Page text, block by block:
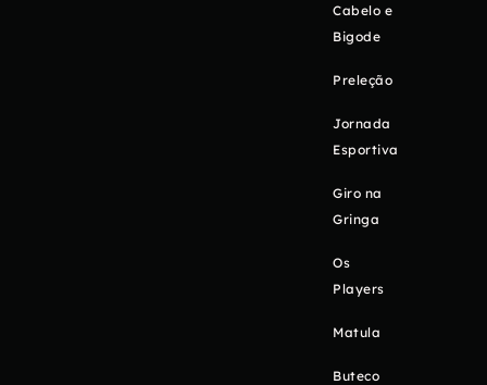
Cabelo e
Bigode
Preleção
Jornada
Esportiva
Giro na
Gringa
Os
Players
Matula
Buteco